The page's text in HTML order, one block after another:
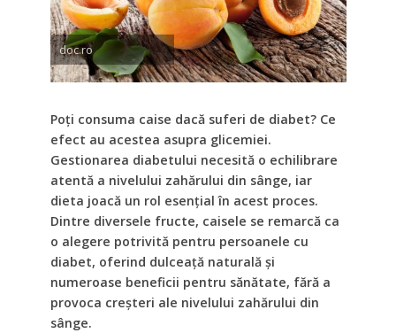
doc.ro
Poți consuma caise dacă suferi de diabet? Ce
efect au acestea asupra glicemiei.
Gestionarea diabetului necesită o echilibrare
atentă a nivelului zahărului din sânge, iar
dieta joacă un rol esențial în acest proces.
Dintre diversele fructe, caisele se remarcă ca
o alegere potrivită pentru persoanele cu
diabet, oferind dulceață naturală și
numeroase beneficii pentru sănătate, fără a
provoca creșteri ale nivelului zahărului din
sânge.